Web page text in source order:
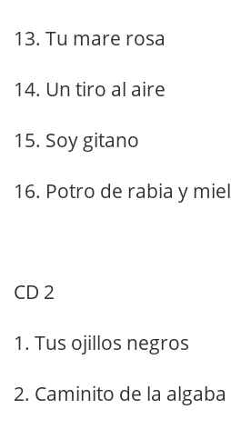
13. Tu mare rosa
14. Un tiro al aire
15. Soy gitano
16. Potro de rabia y miel
CD 2
1. Tus ojillos negros
2. Caminito de la algaba